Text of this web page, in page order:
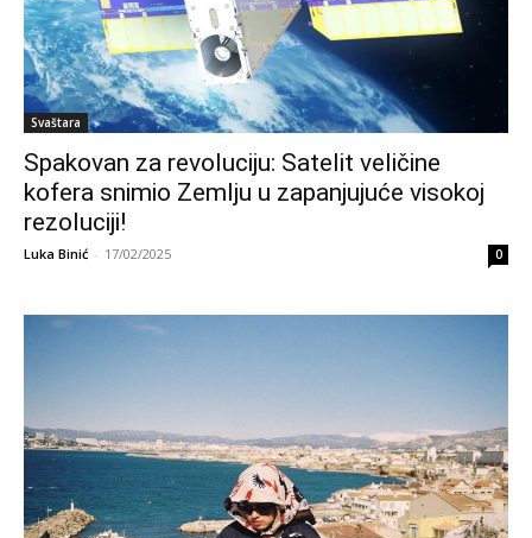
Svaštara
Spakovan za revoluciju: Satelit veličine
kofera snimio Zemlju u zapanjujuće visokoj
rezoluciji!
Luka Binić - 17/02/2025 0